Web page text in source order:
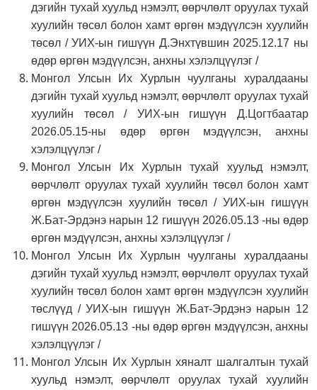
дэгийн тухай хуульд нэмэлт, өөрчлөлт оруулах тухай
хуулийн төсөл болон хамт өргөн мэдүүлсэн хуулийн
төсөл / УИХ-ын гишүүн Д.Энхтүвшин 2025.12.17 ны
өдөр өргөн мэдүүлсэн, анхны хэлэлцүүлэг /
Монгол Улсын Их Хурлын чуулганы хуралдааны
дэгийн тухай хуульд нэмэлт, өөрчлөлт оруулах тухай
хуулийн төсөл / УИХ-ын гишүүн Д.Цогтбаатар
2026.05.15-ны өдөр өргөн мэдүүлсэн, анхны
хэлэлцүүлэг /
Монгол Улсын Их Хурлын тухай хуульд нэмэлт,
өөрчлөлт оруулах тухай хуулийн төсөл болон хамт
өргөн мэдүүлсэн хуулийн төсөл / УИХ-ын гишүүн
Ж.Бат-Эрдэнэ нарын 12 гишүүн 2026.05.13 -ны өдөр
өргөн мэдүүлсэн, анхны хэлэлцүүлэг /
Монгол Улсын Их Хурлын чуулганы хуралдааны
дэгийн тухай хуульд нэмэлт, өөрчлөлт оруулах тухай
хуулийн төсөл болон хамт өргөн мэдүүлсэн хуулийн
төслүүд / УИХ-ын гишүүн Ж.Бат-Эрдэнэ нарын 12
гишүүн 2026.05.13 -ны өдөр өргөн мэдүүлсэн, анхны
хэлэлцүүлэг /
Монгол Улсын Их Хурлын хяналт шалгалтын тухай
хуульд нэмэлт, өөрчлөлт оруулах тухай хуулийн